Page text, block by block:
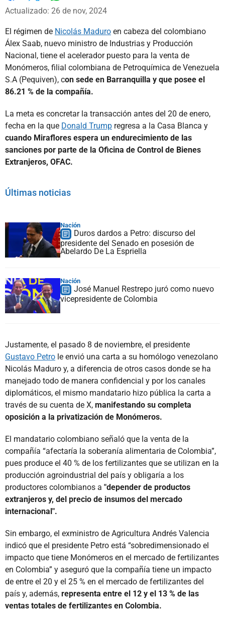
Facebook
X
Actualizado: 26 de nov, 2024
El régimen de Nicolás Maduro en cabeza del colombiano
Álex Saab, nuevo ministro de Industrias y Producción
Nacional, tiene el acelerador puesto para la venta de
Monómeros, filial colombiana de Petroquímica de Venezuela
S.A (Pequiven), con sede en Barranquilla y que posee el
86.21 % de la compañía.
La meta es concretar la transacción antes del 20 de enero,
fecha en la que Donald Trump regresa a la Casa Blanca y
cuando Miraflores espera un endurecimiento de las
sanciones por parte de la Oficina de Control de Bienes
Extranjeros, OFAC.
Últimas noticias
Nación
Duros dardos a Petro: discurso del
presidente del Senado en posesión de
Abelardo De La Espriella
Nación
José Manuel Restrepo juró como nuevo
vicepresidente de Colombia
Justamente, el pasado 8 de noviembre, el presidente
Gustavo Petro le envió una carta a su homólogo venezolano
Nicolás Maduro y, a diferencia de otros casos donde se ha
manejado todo de manera confidencial y por los canales
diplomáticos, el mismo mandatario hizo pública la carta a
través de su cuenta de X, manifestando su completa
oposición a la privatización de Monómeros.
El mandatario colombiano señaló que la venta de la
compañía “afectaría la soberanía alimentaria de Colombia”,
pues produce el 40 % de los fertilizantes que se utilizan en la
producción agroindustrial del país y obligaría a los
productores colombianos a "depender de productos
extranjeros y, del precio de insumos del mercado
internacional".
Sin embargo, el exministro de Agricultura Andrés Valencia
indicó que el presidente Petro está “sobredimensionado el
impacto que tiene Monómeros en el mercado de fertilizantes
en Colombia” y aseguró que la compañía tiene un impacto
de entre el 20 y el 25 % en el mercado de fertilizantes del
país y, además, representa entre el 12 y el 13 % de las
ventas totales de fertilizantes en Colombia.